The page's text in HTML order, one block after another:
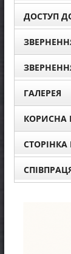
ДОСТУП
ГАЛЕРЕЯ
КОРИСНА